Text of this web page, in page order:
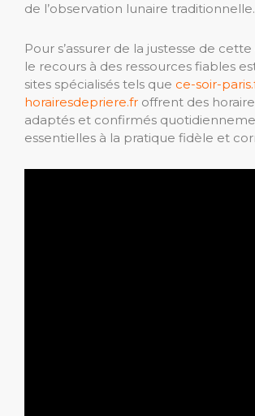
de l’observation lunaire traditionnelle.
Pour s’assurer de la justesse de
le recours à des ressources fiables
sites spécialisés tels que ce-soir-
horairesdepriere.fr offrent des
adaptés et confirmés
essentielles à la pratique fidèle et